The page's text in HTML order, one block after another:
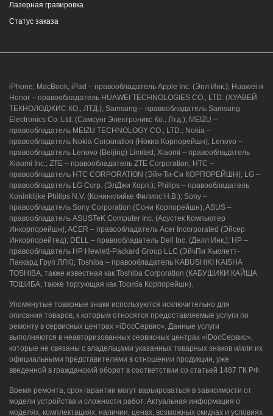
Лазерная гравировка
Статус заказа
iPhone, MacBook, iPad – правообладатель Apple Inc. (Эпл Инк.); Huawei и
Honor – правообладатель HUAWEI TECHNOLOGIES CO., LTD. (ХУАВЕЙ
ТЕКНОЛОДЖИС КО., ЛТД.); Samsung – правообладатель Samsung
Electronics Co. Ltd. (Самсунг Электроникс Ко., Лтд.); MEIZU –
правообладатель MEIZU TECHNOLOGY CO., LTD.; Nokia –
правообладатель Nokia Corporation (Нокиа Корпорейшн); Lenovo –
правообладатель Lenovo (Beijing) Limited; Xiaomi – правообладатель
Xiaomi Inc.; ZTE – правообладатель ZTE Corporation; HTC –
правообладатель HTC CORPORATION (Эйч-Ти-Си КОРПОРЕЙШН); LG –
правообладатель LG Corp. (ЭлДжи Корп.); Philips – правообладатель
Koninklijke Philips N.V. (Конинклийке Филипс Н.В.); Sony –
правообладатель Sony Corporation (Сони Корпорейшн); ASUS –
правообладатель ASUSTeK Computer Inc. (Асустек Компьютер
Инкорпорейшн); ACER – правообладатель Acer Incorporated (Эйсер
Инкорпорейтед); DELL – правообладатель Dell Inc. (Делл Инк.); HP –
правообладатель HP Hewlett-Packard Group LLC (ЭйчПи Хьюлетт-
Паккард Груп ЛЛК); Toshiba – правообладатель KABUSHIKI KAISHA
TOSHIBA, также известная как Toshiba Corporation (КАБУШИКИ КАЙША
ТОШИБА, также торгующая как Тосиба Корпорейшн).
Упомянутые товарные знаки используются исключительно для
описания товаров, к которым относятся предоставляемые услуги по
ремонту в сервисных центрах «iDocСервис». Данные услуги
выполняются в неавторизованных сервисных центрах «iDocСервис»,
которые не связаны с владельцами указанных товарных знаков и/или их
официальными представителями в отношении продукции, уже
введенной в гражданский оборот в соответствии со статьей 1487 ГК РФ.
Время ремонта, срок гарантии могут варьироваться в зависимости от
модели устройства и сложности работ. Актуальная информация о
моделях, комплектациях, наличии, ценах, возможных скидках и условиях